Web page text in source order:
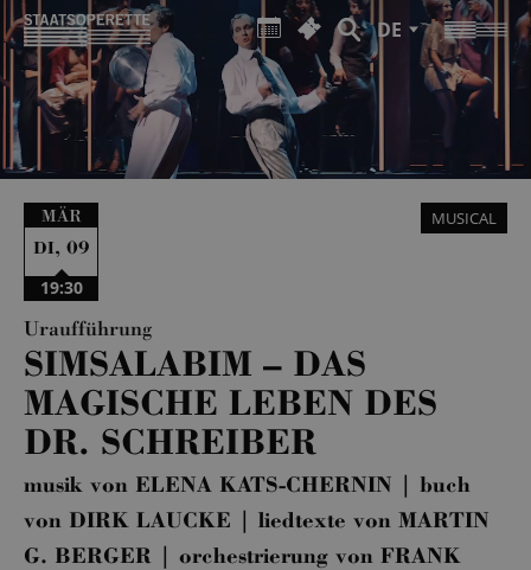
DE
MÄR
DI, 09
19:30
MUSICAL
Uraufführung
SIMSALABIM – DAS
MAGISCHE LEBEN DES
DR. SCHREIBER
musik von ELENA KATS-CHERNIN | buch
von DIRK LAUCKE | liedtexte von MARTIN
G. BERGER | orchestrierung von FRANK